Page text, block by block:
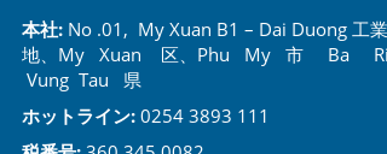
本社: No .01, My Xuan B1 – Dai Duong 工
地、My Xuan 区、Phu My 市 Ba
Vung Tau 県
ホットライン:0254 3893 111